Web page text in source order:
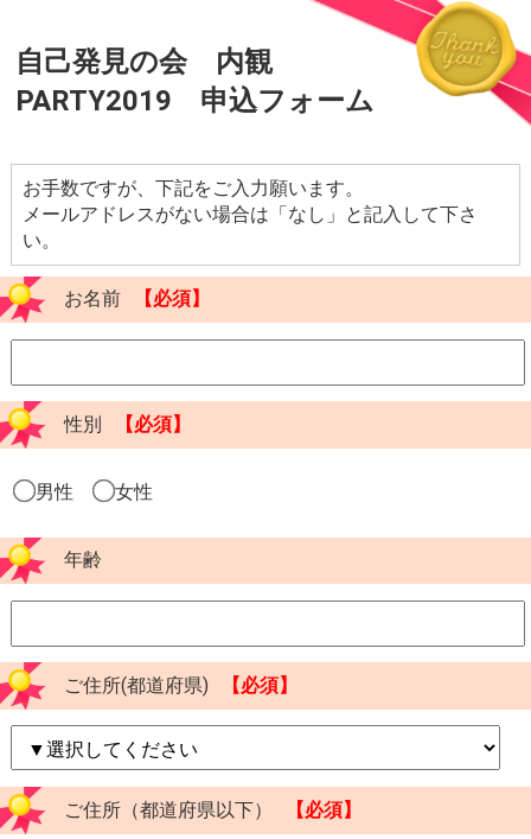
自己発見の会 内観
PARTY2019 申込フォーム
お手数ですが、下記をご入力願います。
メールアドレスがない場合は「なし」と記入して下さ
い。
お名前 【必須】
性別 【必須】
男性 女性
年齢
ご住所(都道府県) 【必須】
ご住所（都道府県以下） 【必須】